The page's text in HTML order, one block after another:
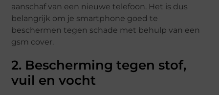
aanschaf van een nieuwe telefoon. Het is dus
belangrijk om je smartphone goed te
beschermen tegen schade met behulp van een
gsm cover.
2. Bescherming tegen stof,
vuil en vocht